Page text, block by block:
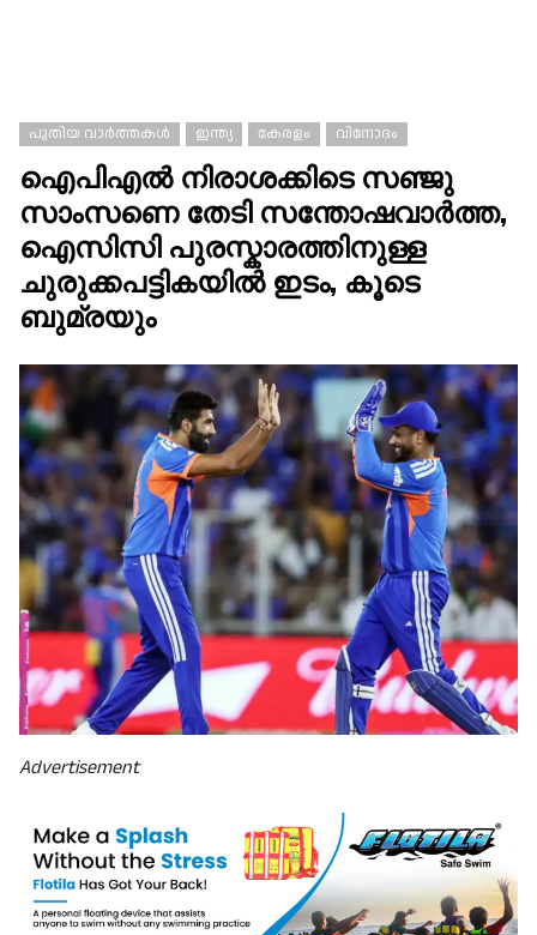
& Conditions
പുതിയ വാർത്തകൾ ഇന്ത്യ കേരളം വിനോദം
ഐപിഎല്‍ നിരാശക്കിടെ സഞ്ജു
സാംസണെ തേടി സന്തോഷവാര്‍ത്ത,
ഐസിസി പുരസ്കാരത്തിനുള്ള
ചുരുക്കപട്ടികയില്‍ ഇടം, കൂടെ
ബുമ്രയും
Advertisement